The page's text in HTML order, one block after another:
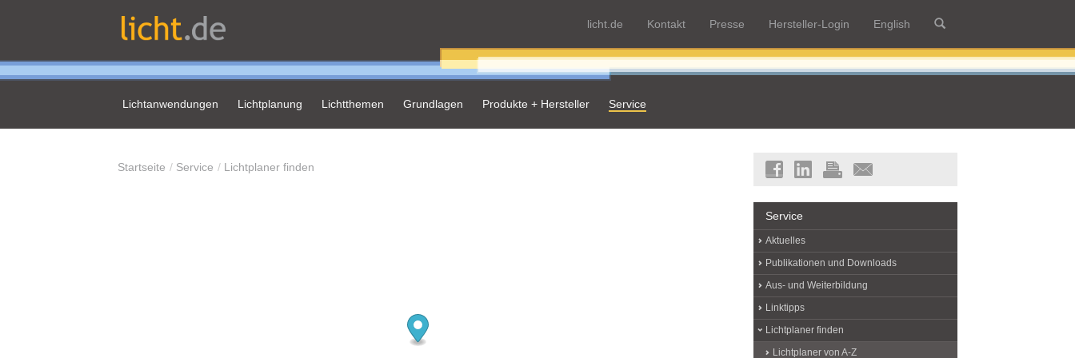
licht.de Kontakt Presse Hersteller-Login English
Lichtanwendungen Lichtplanung Lichtthemen Grundlagen Produkte + Hersteller Service
Startseite Service Lichtplaner finden
Service
Aktuelles
Publikationen und Downloads
Aus- und Weiterbildung
Linktipps
Lichtplaner finden
Lichtplaner von A-Z